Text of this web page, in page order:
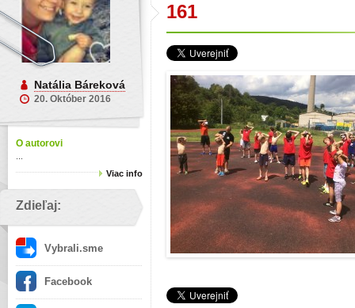
Natália Báreková
20. Október 2016
O autorovi
Viac info
Zdieľaj:
Vybrali.sme
Facebook
161